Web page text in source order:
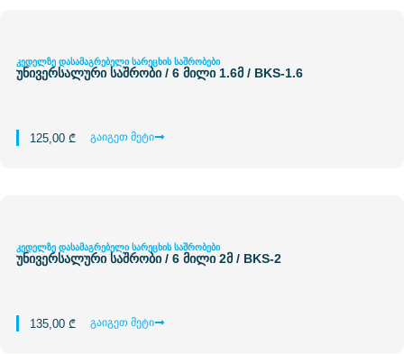
კედელზე დასამაგრებელი სარეცხის საშრობები
უნივერსალური საშრობი / 6 მილი 1.6მ / BKS-1.6
125,00 ₾ გაიგეთ მეტი
კედელზე დასამაგრებელი სარეცხის საშრობები
უნივერსალური საშრობი / 6 მილი 2მ / BKS-2
135,00 ₾ გაიგეთ მეტი